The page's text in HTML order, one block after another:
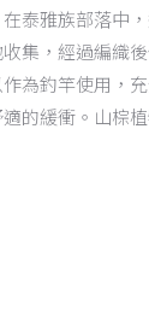
泰雅族部落中
集，經過編織
為釣竿使用，
的緩衝。山棕